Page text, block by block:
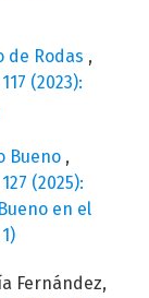
de Rodas ,
(2023):
Bueno ,
(2025):
en el
Fernández,